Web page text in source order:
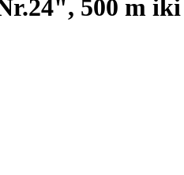
500 m